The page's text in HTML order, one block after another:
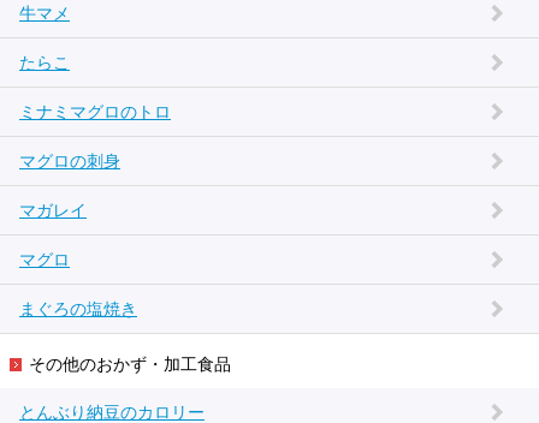
牛マメ
たらこ
ミナミマグロのトロ
マグロの刺身
マガレイ
マグロ
まぐろの塩焼き
その他のおかず・加工食品
とんぶり納豆のカロリー